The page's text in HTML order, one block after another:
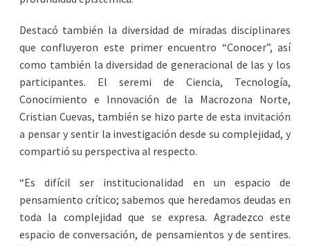
Destacó también la diversidad de miradas disciplinares
que confluyeron este primer encuentro “Conocer”, así
como también la diversidad de generacional de las y los
participantes. El seremi de Ciencia, Tecnología,
Conocimiento e Innovación de la Macrozona Norte,
Cristian Cuevas, también se hizo parte de esta invitación
a pensar y sentir la investigación desde su complejidad, y
compartió su perspectiva al respecto.
“Es difícil ser institucionalidad en un espacio de
pensamiento crítico; sabemos que heredamos deudas en
toda la complejidad que se expresa. Agradezco este
espacio de conversación, de pensamientos y de sentires.